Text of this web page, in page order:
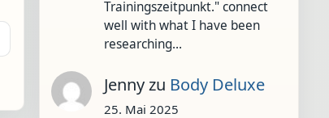
Trainingszeitpunkt." connect
well with what I have been
researching…
Jennyzu Body Deluxe
25. Mai 2025